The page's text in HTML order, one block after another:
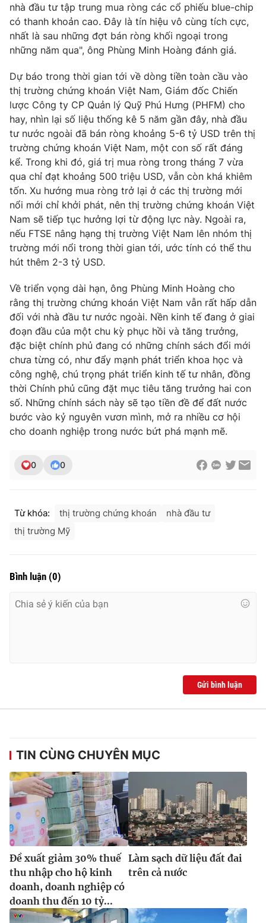
nhà đầu tư tập trung mua ròng các cổ phiếu blue-chip
có thanh khoản cao. Đây là tín hiệu vô cùng tích cực,
nhất là sau những đợt bán ròng khối ngoại trong
những năm qua", ông Phùng Minh Hoàng đánh giá.
Dự báo trong thời gian tới về dòng tiền toàn cầu vào
thị trường chứng khoán Việt Nam, Giám đốc Chiến
lược Công ty CP Quản lý Quỹ Phú Hưng (PHFM) cho
hay, nhìn lại số liệu thống kê 5 năm gần đây, nhà đầu
tư nước ngoài đã bán ròng khoảng 5-6 tỷ USD trên thị
trường chứng khoán Việt Nam, một con số rất đáng
kể. Trong khi đó, giá trị mua ròng trong tháng 7 vừa
qua chỉ đạt khoảng 500 triệu USD, vẫn còn khá khiêm
tốn. Xu hướng mua ròng trở lại ở các thị trường mới
nổi mới chỉ khởi phát, nên thị trường chứng khoán Việt
Nam sẽ tiếp tục hưởng lợi từ động lực này. Ngoài ra,
nếu FTSE nâng hạng thị trường Việt Nam lên nhóm thị
trường mới nổi trong thời gian tới, ước tính có thể thu
hút thêm 2-3 tỷ USD.
Về triển vọng dài hạn, ông Phùng Minh Hoàng cho
rằng thị trường chứng khoán Việt Nam vẫn rất hấp dẫn
đối với nhà đầu tư nước ngoài. Nền kinh tế đang ở giai
đoạn đầu của một chu kỳ phục hồi và tăng trưởng,
đặc biệt chính phủ đang có những chính sách đổi mới
chưa từng có, như đẩy mạnh phát triển khoa học và
công nghệ, chú trọng phát triển kinh tế tư nhân, đồng
thời Chính phủ cũng đặt mục tiêu tăng trưởng hai con
số. Những chính sách này sẽ tạo tiền đề để đất nước
bước vào kỷ nguyên vươn mình, mở ra nhiều cơ hội
cho doanh nghiệp trong nước bứt phá mạnh mẽ.
0 0
Từ khóa: thị trường chứng khoán
nhà đầu tư
thị trường Mỹ
Bình luận (0)
Gửi bình luận
TIN CÙNG CHUYÊN MỤC
Đề xuất giảm 30% thuế
thu nhập cho hộ kinh
doanh, doanh nghiệp có
doanh thu đến 10 tỷ...
Làm sạch dữ liệu đất đai
trên cả nước